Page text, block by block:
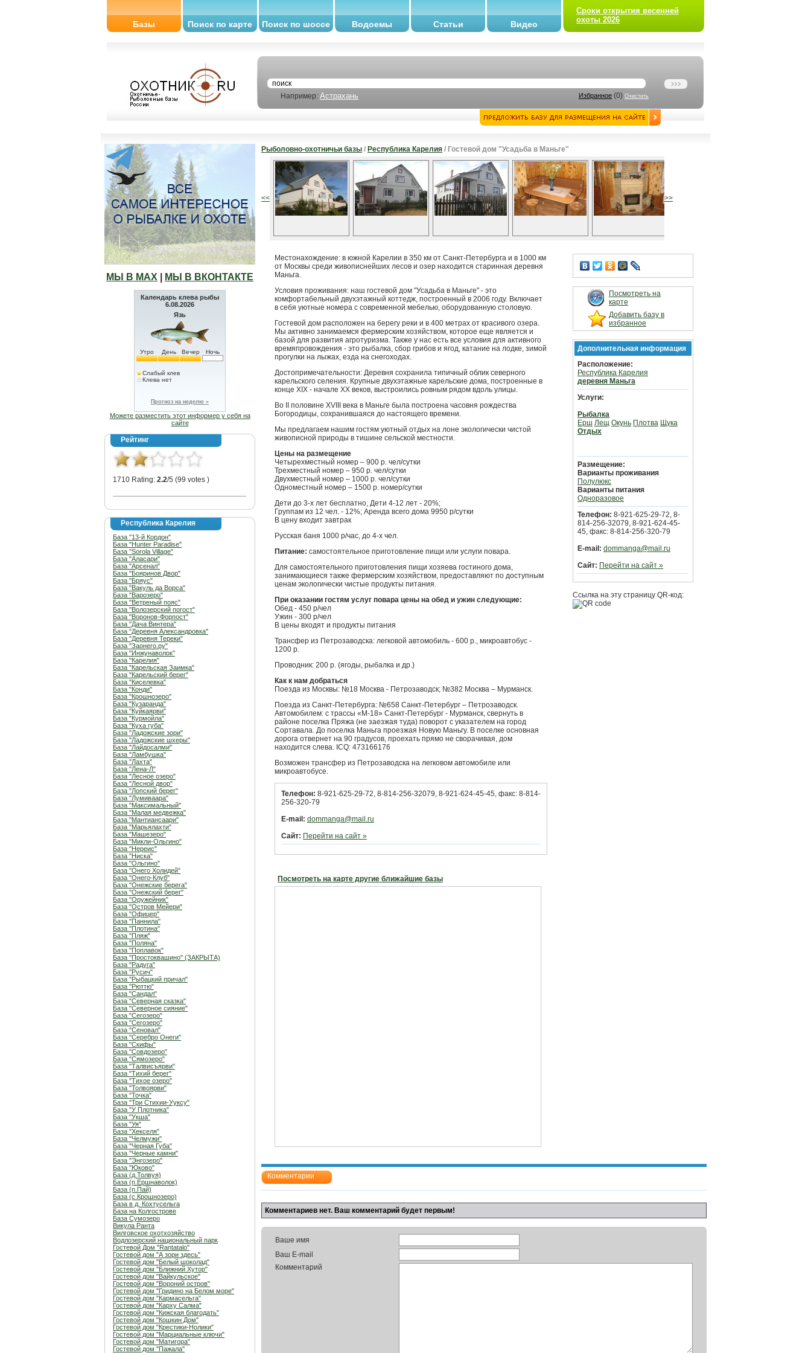
Базы Поиск по карте Поиск по шоссе Водоемы Статьи Видео
Сроки открытия весенней
охоты 2026
Например: Астрахань Избранное (0) Очистить
МЫ В МАХ МЫ В ВКОНТАКТЕ
Календарь клева рыбы
6.08.2026
Язь
Утро День Вечер Ночь
Слабый клев
Клева нет
Прогноз на неделю »
Можете разместить этот информер у себя на
сайте
Рейтинг
1710 Rating: 2.2/5 (99 votes )
Республика Карелия
База "13-й Кордон"
База "Hunter Paradise"
База "Sorola Village"
База "Аласари"
База "Арсенал"
База "Бояринов Двор"
База "Бряус"
База "Вакуль да Ворса"
База "Варозеро"
База "Ветреный пояс"
База "Волозерский погост"
База "Воронов-Форпост"
База "Дача Винтера"
База "Деревня Александровка"
База "Деревня Тереки"
База "Заонего.ру"
База "Инжунаволок"
База "Карелия"
База "Карельская Заимка"
База "Карельский берег"
База "Киселевка"
База "Конди"
База "Крошнозеро"
База "Кузаранда"
База "Куйкаярви"
База "Курмойла"
База "Куха губа"
База "Ладожские зори"
База "Ладожские шхеры"
База "Лайдосалми"
База "Ламбушка"
База "Лахта"
База "Лена-Л"
База "Лесное озеро"
База "Лесной двор"
База "Лопский берег"
База "Лумиваара"
База "Максимальный"
База "Малая медвежка"
База "Мантиансаари"
База "Марьялахти"
База "Машезеро"
База "Микли-Ольгино"
База "Нереис"
База "Ниска"
База "Ольгино"
База "Онего Холидей"
База "Онего-Клуб"
База "Онежские берега"
База "Онежский берег"
База "Оружейник"
База "Остров Мейери"
База "Офицер"
База "Паннила"
База "Плотина"
База "Пляж"
База "Поляна"
База "Поплавок"
База "Простоквашино" (ЗАКРЫТА)
База "Радуга"
База "Русич"
База "Рыбацкий причал"
База "Рюттю"
База "Сандал"
База "Северная сказка"
База "Северное сияние"
База "Сегозеро"
База "Сегозеро"
База "Сеновал"
База "Серебро Онеги"
База "Скифы"
База "Совдозеро"
База "Сямозеро"
База "Талвисъярви"
База "Тихий берег"
База "Тихое озеро"
База "Толвоярви"
База "Точка"
База "Три Стихии-Ууксу"
База "У Плотника"
База "Укша"
База "Уя"
База "Хекселя"
База "Челмужи"
База "Черная Губа"
База "Черные камни"
База "Энгозеро"
База "Юково"
База (д.Толвуя)
База (п.Ершнаволок)
База (п.Пай)
База (с.Крошнозеро)
База в д. Кохтусельга
База на Колгострове
База Сумозеро
Викула Ранта
Вилговское охотхозяйство
Водлозерский национальный парк
Гостевой Дом "Rantatalo"
Гостевой дом "А зори здесь"
Гостевой дом "Белый шоколад"
Гостевой дом "Ближний Хутор"
Гостевой дом "Вайкульское"
Гостевой дом "Вороний остров"
Гостевой дом "Гридино на Белом море"
Гостевой дом "Кармасельга"
Гостевой дом "Карху Салма"
Гостевой дом "Кижская благодать"
Гостевой дом "Кошкин Дом"
Гостевой дом "Крестики-Нолики"
Гостевой дом "Марциальные ключи"
Гостевой дом "Матигора"
Гостевой дом "Пажала"
Рыболовно-охотничьи базы / Республика Карелия / Гостевой дом "Усадьба в Маньге"
<< >>
Местонахождение: в южной Карелии в 350 км от Санкт-Петербурга и в 1000 км
от Москвы среди живописнейших лесов и озер находится старинная деревня
Маньга.
Условия проживания: наш гостевой дом "Усадьба в Маньге" - это
комфортабельный двухэтажный коттедж, построенный в 2006 году. Включает
в себя уютные номера с современной мебелью, оборудованную столовую.
Гостевой дом расположен на берегу реки и в 400 метрах от красивого озера.
Мы активно занимаемся фермерским хозяйством, которое еще является и
базой для развития агротуризма. Также у нас есть все условия для активного
времяпровождения - это рыбалка, сбор грибов и ягод, катание на лодке, зимой
прогулки на лыжах, езда на снeгоходах.
Достопримечательности: Деревня сохранила типичный облик северного
карельского селения. Крупные двухэтажные карельские дома, построенные в
конце XIX - начале XX веков, выстроились ровным рядом вдоль улицы.
Во II половине XVIII века в Маньге была построена часовня рождества
Богородицы, сохранившаяся до настоящего времени.
Мы предлагаем нашим гостям уютный отдых на лоне экологически чистой
живописной природы в тишине сельской местности.
Цены на размещение
Четырехместный номер – 900 р. чел/сутки
Трехместный номер – 950 р. чел/сутки
Двухместный номер – 1000 р. чел/сутки
Одноместный номер – 1500 р. номер/сутки
Дети до 3-х лет бесплатно, Дети 4-12 лет - 20%;
Группам из 12 чел. - 12%; Аренда всего дома 9950 р/сутки
В цену входит завтрак
Русская баня 1000 р/час, до 4-х чел.
Питание: самостоятельное приготовление пищи или услуги повара.
Для самостоятельного приготовления пищи хозяева гостиного дома,
занимающиеся также фермерским хозяйством, предоставляют по доступным
ценам экологически чистые продукты питания.
При оказании гостям услуг повара цены на обед и ужин следующие:
Обед - 450 р/чел
Ужин - 300 р/чел
В цены входят и продукты питания
Трансфер из Петрозаводска: легковой автомобиль - 600 р., микроавтобус -
1200 р.
Проводник: 200 р. (ягоды, рыбалка и др.)
Как к нам добраться
Поезда из Москвы: №18 Москва - Петрозаводск; №382 Москва – Мурманск.
Поезда из Санкт-Петербурга: №658 Санкт-Петербург – Петрозаводск.
Автомобилем: с трассы «М-18» Санкт-Петербург - Мурманск, свернуть в
районе поселка Пряжа (не заезжая туда) поворот с указателем на город
Сортавала. До поселка Маньга проезжая Новую Маньгу. В поселке основная
дорога отвернет на 90 градусов, проехать прямо не сворачивая, дом
находится слева. ICQ: 473166176
Возможен трансфер из Петрозаводска на легковом автомобиле или
микроавтобусе.
Телефон: 8-921-625-29-72, 8-814-256-32079, 8-921-624-45-45, факс: 8-814-
256-320-79
E-mail: dommanga@mail.ru
Сайт: Перейти на сайт »
Посмотреть на карте другие ближайшие базы
Посмотреть на
карте
Добавить базу в
избранное
Дополнительная информация
Расположение:
Республика Карелия
деревня Маньга
Услуги:
Рыбалка
Ерш Лещ Окунь Плотва Щука
Отдых
Размещение:
Варианты проживания
Полулюкс
Варианты питания
Одноразовое
Телефон: 8-921-625-29-72, 8-
814-256-32079, 8-921-624-45-
45, факс: 8-814-256-320-79
E-mail: dommanga@mail.ru
Сайт: Перейти на сайт »
Ссылка на эту страницу QR-код:
Комментарии
Комментариев нет. Ваш комментарий будет первым!
Ваше имя
Ваш E-mail
Комментарий